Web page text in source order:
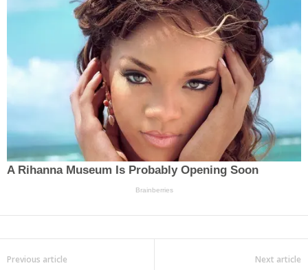
Previous article Next article